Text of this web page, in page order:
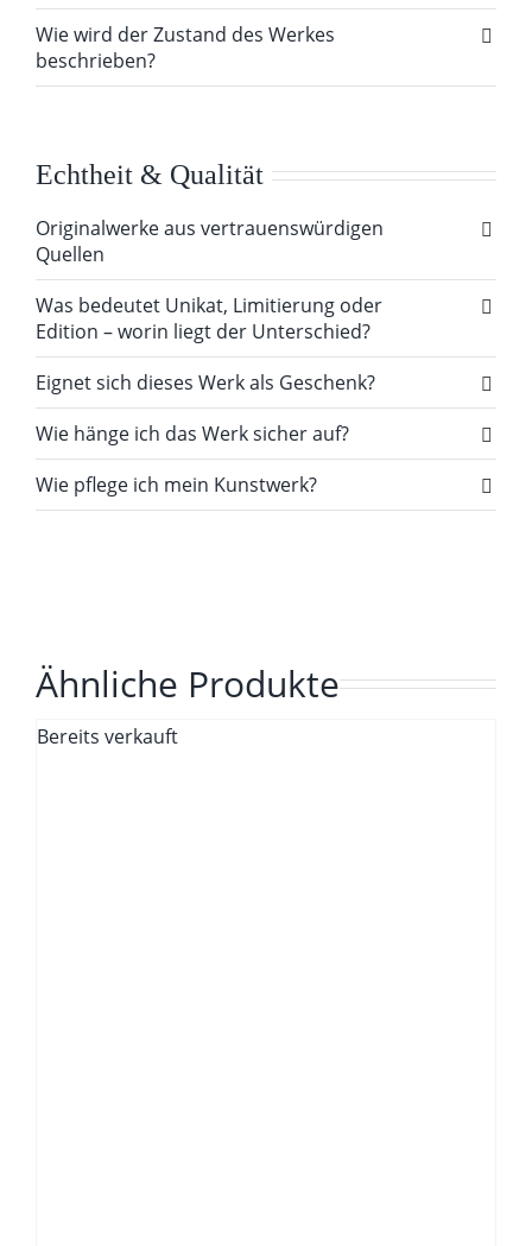
Wie wird der Zustand des Werkes
beschrieben?
Echtheit & Qualität
Originalwerke aus vertrauenswürdigen
Quellen
Was bedeutet Unikat, Limitierung oder
Edition – worin liegt der Unterschied?
Eignet sich dieses Werk als Geschenk?
Wie hänge ich das Werk sicher auf?
Wie pflege ich mein Kunstwerk?
Ähnliche Produkte
Bereits verkauft